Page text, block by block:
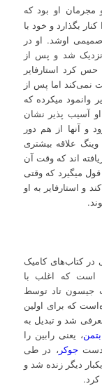
او بود که
بگذارد و خود با
اوشد. او در
نزدیک شد و پس از
کرد استارفایر
نمی‌کند اما پس از
وانمود میکرده که
آسیب پذیر نشان
و آنها از هم دور
علاقه بیشتری
اند که وقت آن
میگیرد که وقتی
و استارفایر به او
کتاب‌های کامیک
است که اغلب با
جیسون تاد توسط
که برای اولین
۳۵۷ کمیک‌های بتمن (مارس ۱۹۸۳) معرفی شد و تبدیل به
، یعنیرابین را
دست جوکر ، در طی
مجموعه «آندر دِ رد هود» (۲۰۰۵)، یکبار دیگر زنده شد و